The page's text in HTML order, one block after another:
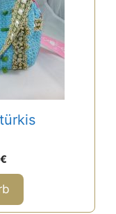
€
€Aktueller
Preis
ist:
69,00 €.